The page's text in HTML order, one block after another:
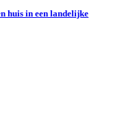
huis in een landelijke